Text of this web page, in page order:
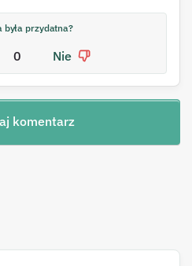
była przydatna?
0 Nie
komentarz